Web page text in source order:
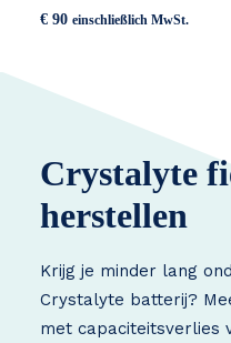
€ 90 einschließlich MwSt.
Crystalyte
herstellen
Krijg je minder lang
Crystalyte batterij?
met capaciteitsverlies